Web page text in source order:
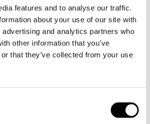
features and to analyse our traffic.
about your use of our site with
and analytics partners who
other information that you’ve
that they’ve collected from your use
di unità pneumatiche.
di ricoprire questo incarico , - ha dichiarato -
convinto dell’importanza del mercato
dell’industri nautica, in un periodo in cui
sempre maggiore per la produzione
credo nell’importanza di una solida e
Europea e di una stretta collaborazione
in particolare ICOMIA e
Jean-Pierre Goudant, il Past
il Segretario Generale Mirna Cieniewicz, il